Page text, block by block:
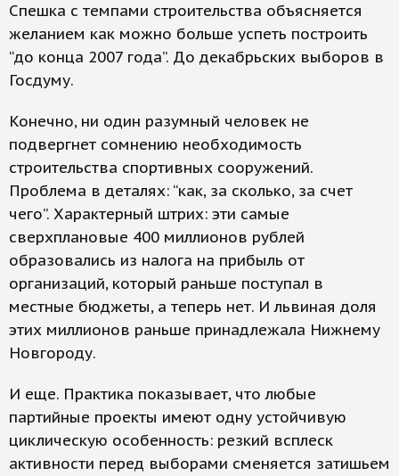
Спешка с темпами строительства объясняется
желанием как можно больше успеть построить
“до конца 2007 года”. До декабрьских выборов в
Госдуму.
Конечно, ни один разумный человек не
подвергнет сомнению необходимость
строительства спортивных сооружений.
Проблема в деталях: “как, за сколько, за счет
чего”. Характерный штрих: эти самые
сверхплановые 400 миллионов рублей
образовались из налога на прибыль от
организаций, который раньше поступал в
местные бюджеты, а теперь нет. И львиная доля
этих миллионов раньше принадлежала Нижнему
Новгороду.
И еще. Практика показывает, что любые
партийные проекты имеют одну устойчивую
циклическую особенность: резкий всплеск
активности перед выборами сменяется затишьем